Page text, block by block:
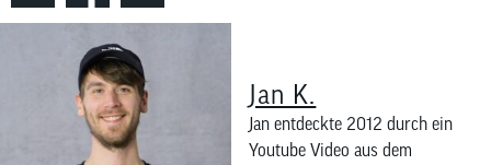
Jan K.
Jan entdeckte 2012 durch ein
Youtube Video aus dem